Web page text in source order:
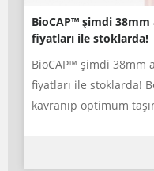
BioCAP™ şimdi 38mm
fiyatları ile stoklarda!
BioCAP™ şimdi 38mm
fiyatları ile stoklarda!
kavranıp optimum